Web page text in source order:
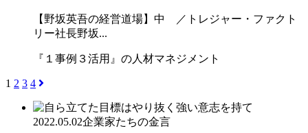
【野坂英吾の経営道場】中 ／トレジャー・ファクト
リー社長野坂...
『１事例３活用』の人材マネジメント
1 2 3 4
2022.05.02企業家たちの金言